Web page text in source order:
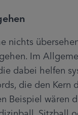
nichts
Im
dabei helfen
die den Kern
Beispiel wären